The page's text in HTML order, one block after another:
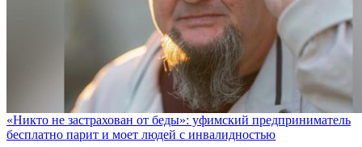
«Никто не заcтрахован от беды»: уфимский предприниматель
бесплатно парит и моет людей с инвалидностью